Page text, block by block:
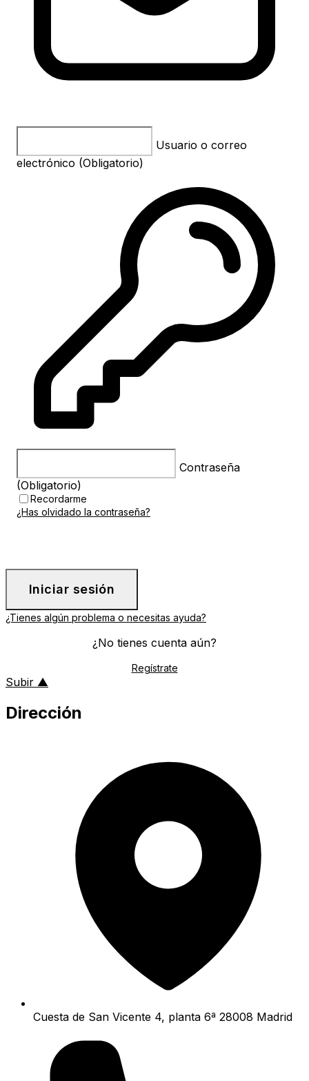
Usuario o correo
electrónico (Obligatorio)(obligatorio)
Contraseña
(Obligatorio)
Recordarme
¿Has olvidado la contraseña?
Iniciar sesión
¿Tienes algún problema o necesitas ayuda?
¿No tienes cuenta aún?
Regístrate
Subir ▲
Dirección
Cuesta de San Vicente 4, planta 6ª 28008 Madrid